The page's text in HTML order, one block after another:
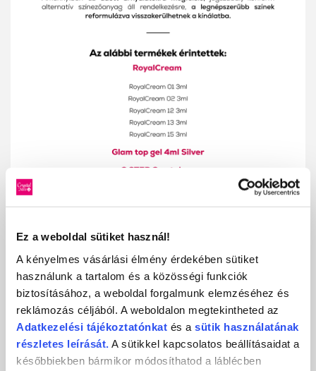
Ez a weboldal sütiket használ!
A kényelmes vásárlási élmény érdekében sütiket
használunk a tartalom és a közösségi funkciók
biztosításához, a weboldal forgalmunk elemzéséhez és
reklámozás céljából. A weboldalon megtekintheted az
Adatkezelési tájékoztatónkat és a sütik használatának
részletes leírását. A sütikkel kapcsolatos beállításaidat a
későbbiekben bármikor módosíthatod a láblécben